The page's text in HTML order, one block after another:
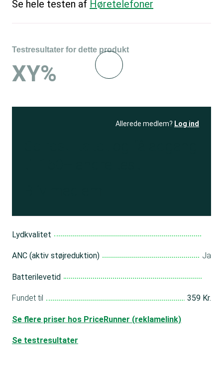
Se hele testen af Høretelefoner
Testresultater for dette produkt
XY%
Allerede medlem? Log ind
Lydkvalitet
ANC (aktiv støjreduktion) Ja
Batterilevetid
Fundet til 359 Kr.
Se flere priser hos PriceRunner (reklamelink)
Se testresultater